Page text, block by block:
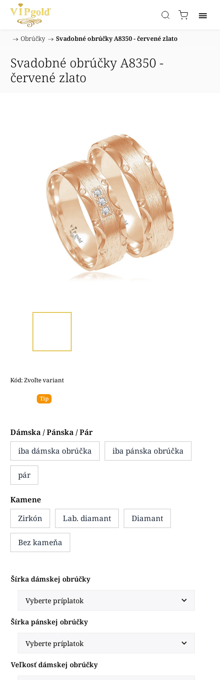
/ Obrúčky / Svadobné obrúčky A8350 - červené zlato
Svadobné obrúčky A8350 -
červené zlato
Kód:Zvoľte variant
Tip
Dámska / Pánska / Pár
iba dámska obrúčka
iba pánska obrúčka
pár
Kamene
Zirkón
Lab. diamant Diamant
Bez kameňa
Šírka dámskej obrúčky
Šírka pánskej obrúčky
Veľkosť dámskej obrúčky